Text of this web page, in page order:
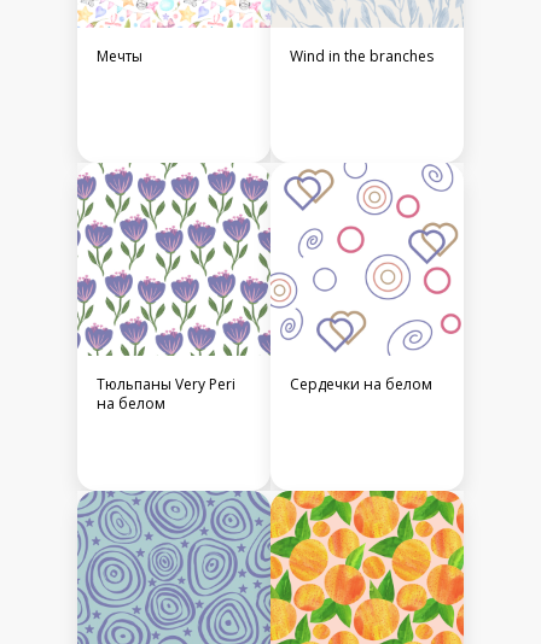
Мечты Wind in the branches
Тюльпаны Very Peri
на белом
Сердечки на белом